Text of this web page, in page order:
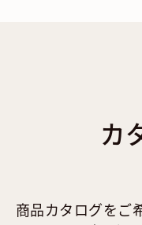
カ
商品カタログをご